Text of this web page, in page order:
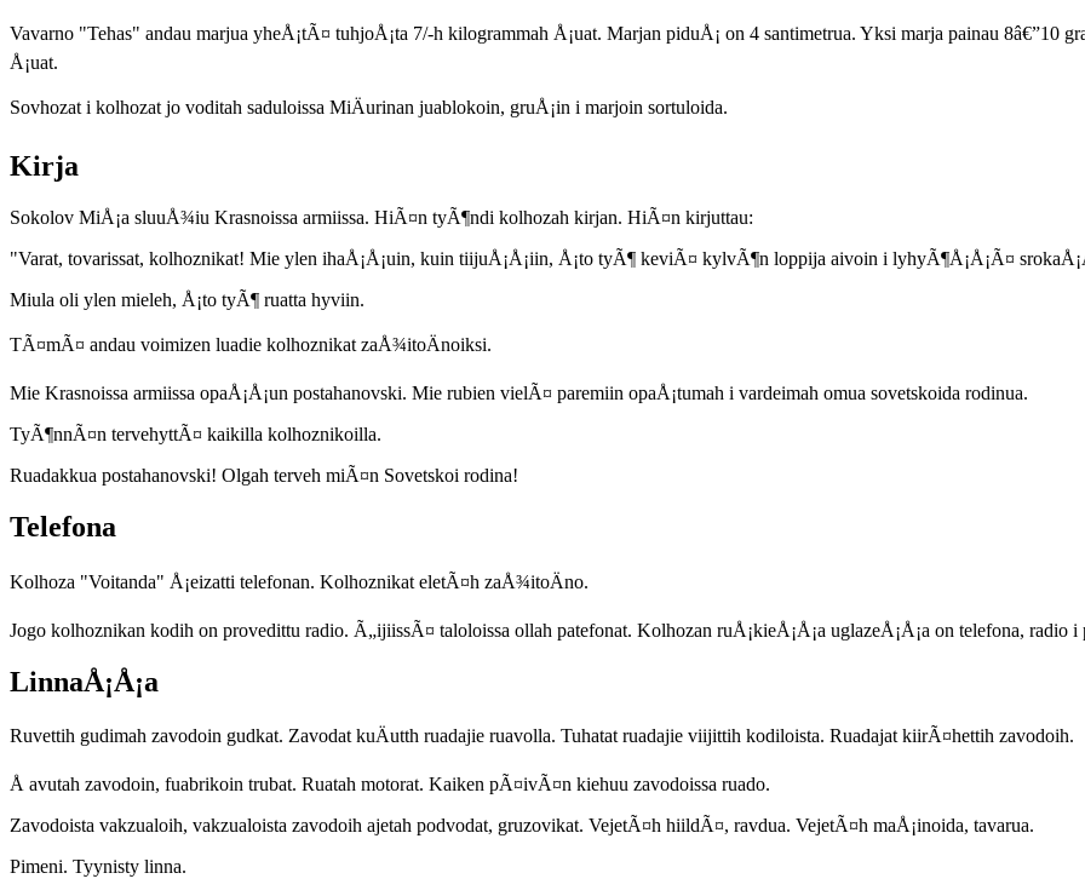
Vavarno "Tehas" andau marjua yheÅ¡tÃ¤ tuhjoÅ¡ta 7/-h kilogrammah Å¡uat. Marjan piduÅ¡ on 4 santimetrua. Yksi marja painau 8â€”10
Å¡uat.
Sovhozat i kolhozat jo voditah saduloissa MiÄurinan juablokoin, gruÅ¡in i marjoin sortuloida.
Kirja
Sokolov MiÅ¡a sluuÅ¾iu Krasnoissa armiissa. HiÃ¤n tyÃ¶ndi kolhozah kirjan. HiÃ¤n kirjuttau:
"Varat, tovarissat, kolhoznikat! Mie ylen ihaÅ¡Å¡uin, kuin tiijuÅ¡Å¡iin, Å¡to tyÃ¶ keviÃ¤ kylvÃ¶n loppija aivoin i lyhyÃ¶Å¡Å¡Ã¤
Miula oli ylen mieleh, Å¡to tyÃ¶ ruatta hyviin.
TÃ¤mÃ¤ andau voimizen luadie kolhoznikat zaÅ¾itoÄnoiksi.
Mie Krasnoissa armiissa opaÅ¡Å¡un postahanovski. Mie rubien vielÃ¤ paremiin opaÅ¡tumah i vardeimah omua sovetskoida rodinua.
TyÃ¶nnÃ¤n tervehyttÃ¤ kaikilla kolhoznikoilla.
Ruadakkua postahanovski! Olgah terveh miÃ¤n Sovetskoi rodina!
Telefona
Kolhoza "Voitanda" Å¡eizatti telefonan. Kolhoznikat eletÃ¤h zaÅ¾itoÄno.
Jogo kolhoznikan kodih on provedittu radio. Ã„ijiissÃ¤ taloloissa ollah patefonat. Kolhozan ruÅ¡kieÅ¡Å¡a uglazeÅ¡Å¡a on telefona, radio i
LinnaÅ¡Å¡a
Ruvettih gudimah zavodoin gudkat. Zavodat kuÄutth ruadajie ruavolla. Tuhatat ruadajie viijittih kodiloista. Ruadajat kiirÃ¤hettih zavodoih.
Å avutah zavodoin, fuabrikoin trubat. Ruatah motorat. Kaiken pÃ¤ivÃ¤n kiehuu zavodoissa ruado.
Zavodoista vakzualoih, vakzualoista zavodoih ajetah podvodat, gruzovikat. VejetÃ¤h hiildÃ¤, ravdua. VejetÃ¤h maÅ¡inoida, tavarua.
Pimeni. Tyynisty linna.